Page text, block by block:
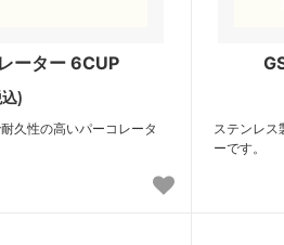
ーター 6CUP
)
久性の高いパーコレータ
ステンレス
ーです。